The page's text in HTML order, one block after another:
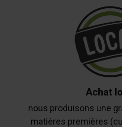
Achat
nous produisons une
matières premières